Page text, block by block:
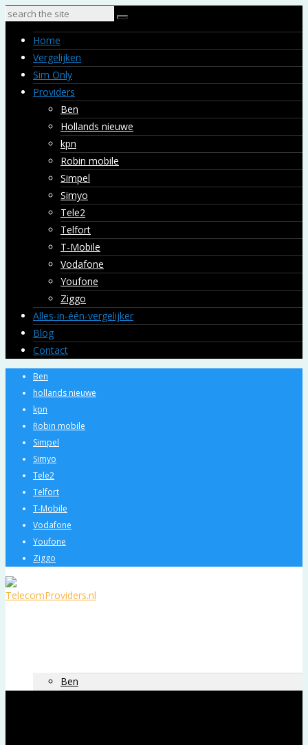
Home
Vergelijken
Sim Only
Providers
Ben
Hollands nieuwe
kpn
Robin mobile
Simpel
Simyo
Tele2
Telfort
T-Mobile
Vodafone
Youfone
Ziggo
Alles-in-één-vergelijker
Blog
Contact
Ben
hollands nieuwe
kpn
Robin mobile
Simpel
Simyo
Tele2
Telfort
T-Mobile
Vodafone
Youfone
Ziggo
Ben